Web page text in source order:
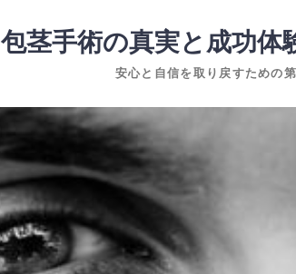
包茎手術の真実と成功体
安心と自信を取り戻すための